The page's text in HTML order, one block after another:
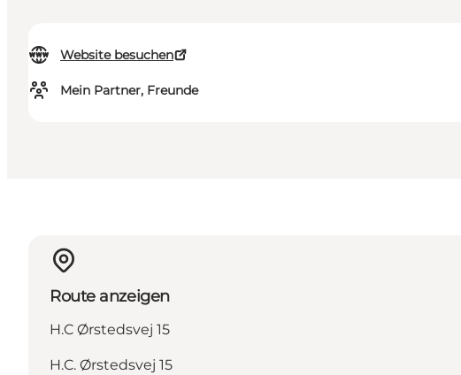
Website besuchen
Mein Partner, Freunde
Route anzeigen
H.C Ørstedsvej 15
H.C. Ørstedsvej 15